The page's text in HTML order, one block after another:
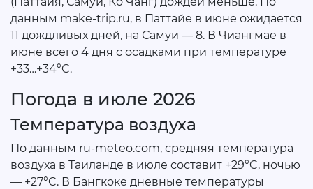
данным make-trip.ru, в Паттайе в июне ожидается
11 дождливых дней, на Самуи — 8. В Чиангмае в
июне всего 4 дня с осадками при температуре
+33…+34°C.
Погода в июле 2026
Температура воздуха
По данным ru-meteo.com, средняя температура
воздуха в Таиланде в июле составит +29°C, ночью
— +27°C. В Бангкоке дневные температуры